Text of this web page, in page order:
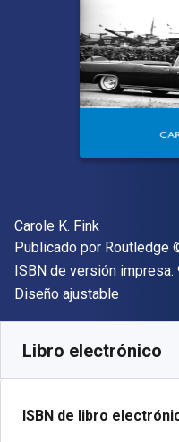
Autor(es)
Carole K. Fink
Editor
Publicado por Routledge
ISBN de versión impresa:
Formato
Diseño ajustable
Libro electrónico
ISBN de libro